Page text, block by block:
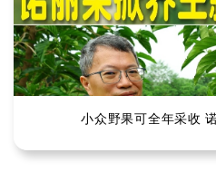
小众野果可全年采收